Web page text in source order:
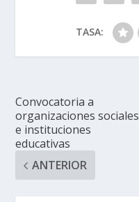
TASA:
Convocatoria a
organizaciones sociales
e instituciones
educativas
ANTERIOR